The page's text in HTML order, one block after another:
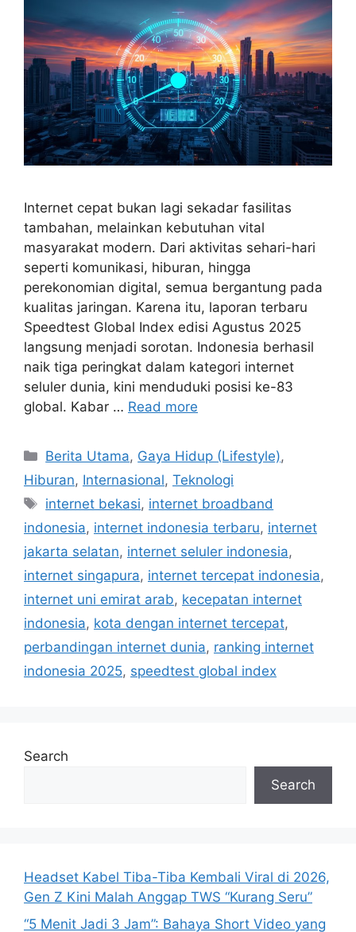
Internet cepat bukan lagi sekadar fasilitas
tambahan, melainkan kebutuhan vital
masyarakat modern. Dari aktivitas sehari-hari
seperti komunikasi, hiburan, hingga
perekonomian digital, semua bergantung pada
kualitas jaringan. Karena itu, laporan terbaru
Speedtest Global Index edisi Agustus 2025
langsung menjadi sorotan. Indonesia berhasil
naik tiga peringkat dalam kategori internet
seluler dunia, kini menduduki posisi ke-83
global. Kabar … Read more
C
a
e
g
o
r
i
s
Berita Utama, Gaya Hidup (Lifestyle),
Hiburan, Internasional, Teknologi
T
a
s
internet bekasi, internet broadband
indonesia, internet indonesia terbaru, internet
jakarta selatan, internet seluler indonesia,
internet singapura, internet tercepat indonesia,
internet uni emirat arab, kecepatan internet
indonesia, kota dengan internet tercepat,
perbandingan internet dunia, ranking internet
indonesia 2025, speedtest global index
Search
Search
Headset Kabel Tiba-Tiba Kembali Viral di 2026,
Gen Z Kini Malah Anggap TWS “Kurang Seru”
“5 Menit Jadi 3 Jam”: Bahaya Short Video yang